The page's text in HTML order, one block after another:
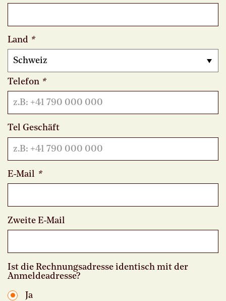
Land *
Telefon *
Tel Geschäft
E-Mail *
Zweite E-Mail
Ist die Rechnungsadresse identisch mit der
Anmeldeadresse?
Ja